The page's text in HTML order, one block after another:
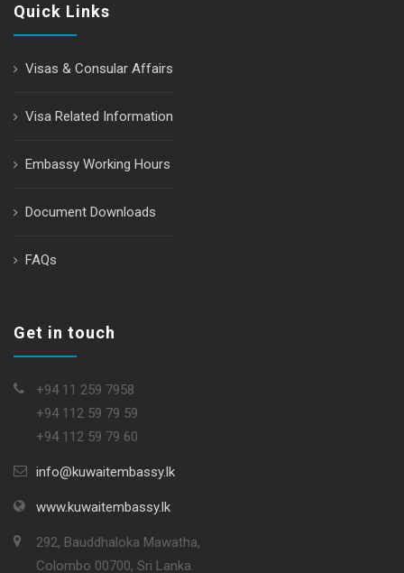
Quick Links
Visas & Consular Affairs
Visa Related Information
Embassy Working Hours
Document Downloads
FAQs
Get in touch
+94 11 259 7958
+94 112 59 79 59
+94 112 59 79 60
info@kuwaitembassy.lk
www.kuwaitembassy.lk
292, Bauddhaloka Mawatha,
Colombo 00700, Sri Lanka.